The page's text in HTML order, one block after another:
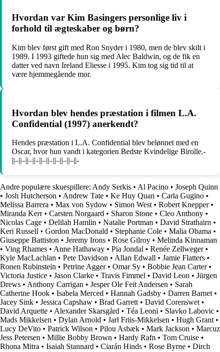
Hvordan var Kim Basingers personlige liv i
forhold til ægteskaber og børn?
Kim blev først gift med Ron Snyder i 1980, men de blev skilt i
1989. I 1993 giftede hun sig med Alec Baldwin, og de fik en
datter ved navn Ireland Eliesse i 1995. Kim tog sig tid til at
være hjemmegående mor.
Hvordan blev hendes præstation i filmen L.A.
Confidential (1997) anerkendt?
Hendes præstation i L.A. Confidential blev belønnet med en
Oscar, hvor hun vandt i kategorien Bedste Kvindelige Birolle.-
||–||–||–||–||–||–||–||–||–||-
Andre populære skuespillere: Andy Serkis • Al Pacino • Joseph Quinn
• Josh Hutcherson • Andrew Tate • Ke Huy Quan • Carla Gugino •
Melissa Barrera • Max von Sydow • Simon West • Robert Knepper•
Miranda Kerr• Carsten Norgaard • Sharon Stone • Cleo Anthony •
Nicolas Cage • Delilah Hamlin • Natalie Portman • David Strathairn •
Keri Russell • Gordon MacDonald • Stephanie Cole • Malia Obama •
Giuseppe Battiston • Jeremy Irons • Rose Gilroy • Melinda Kinnaman
• Ving Rhames • Anne Hathaway • Pia Jondal • Renée Zellweger•
Kyle MacLachlan • Pete Davidson • Allan Edwall • Jamie Flatters •
Ronen Rubinstein • Petrine Agger• Omar Sy • Bobbie Jean Carter•
Victoria Justice • Jason Clarke • Travis Fimmel • David Leon • Jürgen
Drews • Anthony Carrigan • Jesper Ole Feit Andersen • Sarah
Catherine Hook • Isabela Merced • Hannah Gadsby • Darren Barnet •
Jacey Sink • Jessica Capshaw • Brad Garrett • David Corenswet •
David Arquette • Alexander Skarsgård • Téa Leoni • Slavko Labovic •
Mads Mikkelsen • Dylan Arnold • Jarl Friis-Mikkelsen • Hugh Grant •
Lucy DeVito • Patrick Wilson • Pilou Asbæk • Mark Jackson • Marcuz
Jess Petersen • Millie Bobby Brown • Hardy Rafn • Tom Cruise •
Rhona Mitra • Isaiah Stannard • Ciarán Hinds • Rose Byrne • Dirch